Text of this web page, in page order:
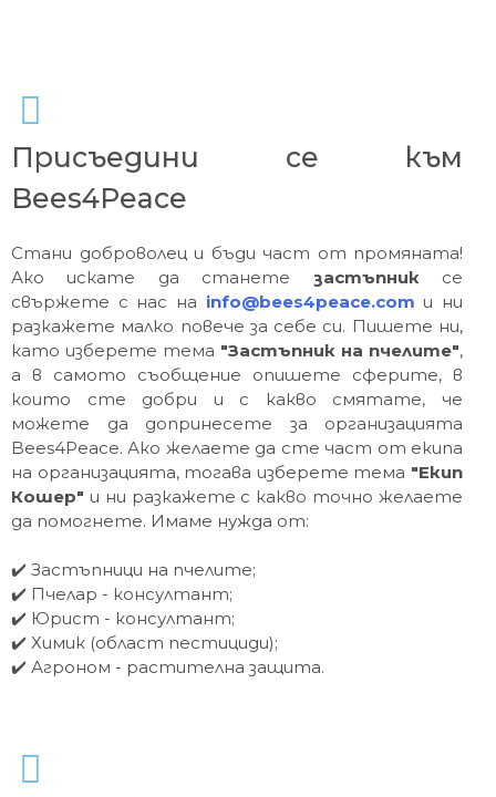
Присъедини се към
Bees4Peace
Стани доброволец и бъди част от промяната!
Ако искате да станете застъпник се
свържете с нас на info@bees4peace.com и ни
разкажете малко повече за себе си. Пишете ни,
като изберете тема "Застъпник на пчелите",
а в самото съобщение опишете сферите, в
които сте добри и с какво смятате, че
можете да допринесете за организацията
Bees4Peace. Ако желаете да сте част от екипа
на организацията, тогава изберете тема "Екип
Кошер" и ни разкажете с какво точно желаете
да помогнете. Имаме нужда от:
✔️ Застъпници на пчелите;
✔️ Пчелар - консултант;
✔️ Юрист - консултант;
✔️ Химик (област пестициди);
✔️ Агроном - растителна защита.